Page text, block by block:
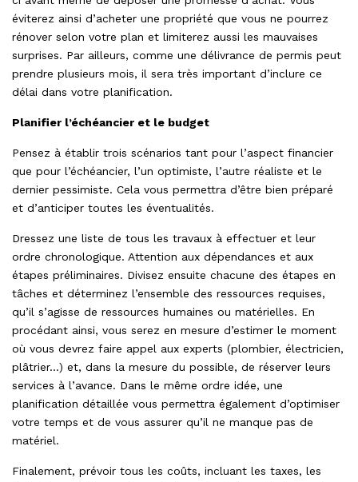
éviterez ainsi d’acheter une propriété que vous ne pourrez
rénover selon votre plan et limiterez aussi les mauvaises
surprises. Par ailleurs, comme une délivrance de permis peut
prendre plusieurs mois, il sera très important d’inclure ce
délai dans votre planification.
Planifier l’échéancier et le budget
Pensez à établir trois scénarios tant pour l’aspect financier
que pour l’échéancier, l’un optimiste, l’autre réaliste et le
dernier pessimiste. Cela vous permettra d’être bien préparé
et d’anticiper toutes les éventualités.
Dressez une liste de tous les travaux à effectuer et leur
ordre chronologique. Attention aux dépendances et aux
étapes préliminaires. Divisez ensuite chacune des étapes en
tâches et déterminez l’ensemble des ressources requises,
qu’il s’agisse de ressources humaines ou matérielles. En
procédant ainsi, vous serez en mesure d’estimer le moment
où vous devrez faire appel aux experts (plombier, électricien,
plâtrier…) et, dans la mesure du possible, de réserver leurs
services à l’avance. Dans le même ordre idée, une
planification détaillée vous permettra également d’optimiser
votre temps et de vous assurer qu’il ne manque pas de
matériel.
Finalement, prévoir tous les coûts, incluant les taxes, les